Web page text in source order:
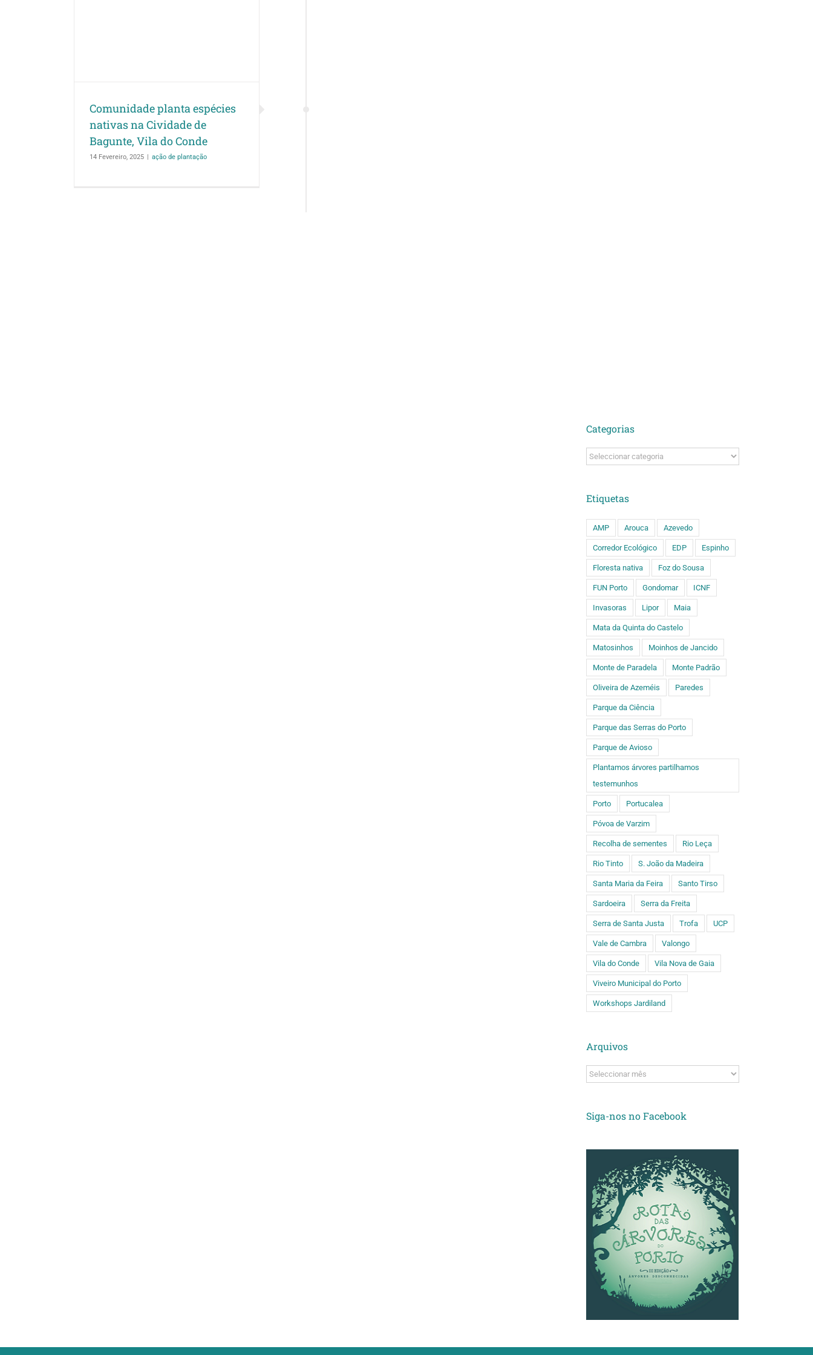
Comunidade planta espécies
nativas na Cividade de
Bagunte, Vila do Conde
14 Fevereiro, 2025 ação de plantação
Categorias
Categorias
Etiquetas
AMP Arouca Azevedo
Corredor Ecológico EDP Espinho
Floresta nativa Foz do Sousa
FUN Porto Gondomar ICNF
Invasoras Lipor Maia
Mata da Quinta do Castelo
Matosinhos Moinhos de Jancido
Monte de Paradela Monte Padrão
Oliveira de Azeméis Paredes
Parque da Ciência
Parque das Serras do Porto
Parque de Avioso
Plantamos árvores partilhamos
testemunhos
Porto Portucalea
Póvoa de Varzim
Recolha de sementes Rio Leça
Rio Tinto S. João da Madeira
Santa Maria da Feira Santo Tirso
Sardoeira Serra da Freita
Serra de Santa Justa Trofa UCP
Vale de Cambra Valongo
Vila do Conde Vila Nova de Gaia
Viveiro Municipal do Porto
Workshops Jardiland
Arquivos
Arquivos
Siga-nos no Facebook